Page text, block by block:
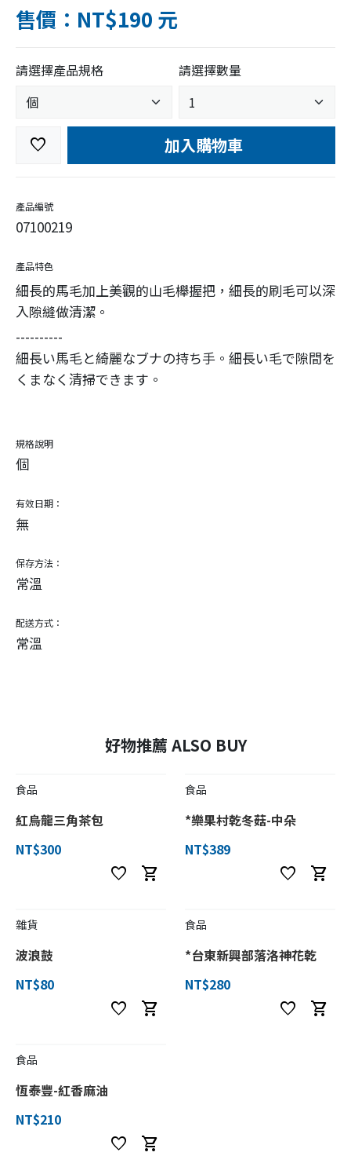
售價：NT$190 元
請選擇產品規格 請選擇數量
favorite 加入購物車
產品編號
07100219
產品特色
細長的馬毛加上美觀的山毛櫸握把，細長的刷毛可以深
入隙縫做清潔。
----------
細長い馬毛と綺麗なブナの持ち手。細長い毛で隙間を
くまなく清掃できます。
規格說明
個
有效日期：
無
保存方法：
常溫
配送方式：
常溫
好物推薦 ALSO BUY
食品
紅烏龍三角茶包
NT$300
favorite shopping_cart
食品
*樂果村乾冬菇-中朵
NT$389
favorite shopping_cart
雜貨
波浪鼓
NT$80
favorite shopping_cart
食品
*台東新興部落洛神花乾
NT$280
favorite shopping_cart
食品
恆泰豐-紅香麻油
NT$210
favorite shopping_cart